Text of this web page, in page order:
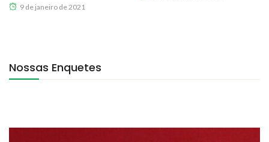
9 de janeiro de 2021
Nossas Enquetes